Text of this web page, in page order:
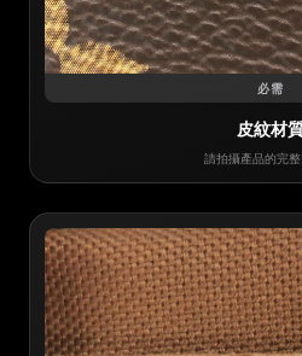
必需
皮紋材
請拍攝產品的完整